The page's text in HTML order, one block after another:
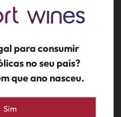
para consumir
no seu país?
que ano nasceu.
Sim
se no panorama
quatro distinções no
Tejo 2025, que decorreu no
Vitivinícola Regional do Tejo
de 200 vinhos em prova
dos produtores da região.